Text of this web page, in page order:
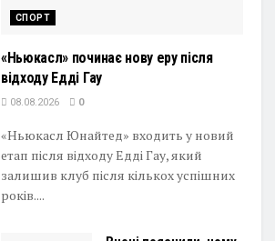
СПОРТ
«Ньюкасл» починає нову еру після
відходу Едді Гау
08.08.2026 0
«Ньюкасл Юнайтед» входить у новий
етап після відходу Едді Гау, який
залишив клуб після кількох успішних
років....